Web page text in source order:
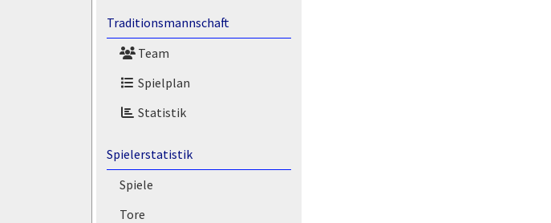
Traditionsmannschaft
Team
Spielplan
Statistik
Spielerstatistik
Spiele
Tore